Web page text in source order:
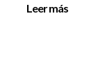
Leer más